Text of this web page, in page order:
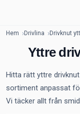
Hem Drivlina Drivknut
Yttre
Hitta rätt yttre
sortiment anpassat
Vi täcker allt från